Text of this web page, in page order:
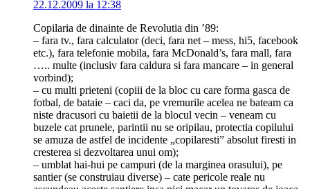
22.12.2009 la 12:38
Copilaria de dinainte de Revolutia din ’89:
– fara tv., fara calculator (deci, fara net – mess, hi5, facebook
etc.), fara telefonie mobila, fara McDonald’s, fara mall, fara
….. multe (inclusiv fara caldura si fara mancare – in general
vorbind);
– cu multi prieteni (copiii de la bloc cu care forma gasca de
fotbal, de bataie – caci da, pe vremurile acelea ne bateam ca
niste dracusori cu baietii de la blocul vecin – veneam cu
buzele cat prunele, parintii nu se oripilau, protectia copilului
se amuza de astfel de incidente „copilaresti” absolut firesti in
cresterea si dezvoltarea unui om);
– umblat hai-hui pe campuri (de la marginea orasului), pe
santier (se construiau diverse) – cate pericole reale nu